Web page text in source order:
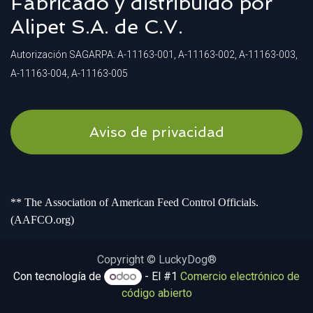
Alipet S.A. de C.V.
Autorización SAGARPA: A-11163-001, A-11163-002, A-11163-003,
A-11163-004, A-11163-005
Aviso de privacidad
** The Association of American Feed Control Officials.
(AAFCO.org)
Copyright © LuckyDog®
Con tecnología de
- El #1Comercio electrónico de
código abierto